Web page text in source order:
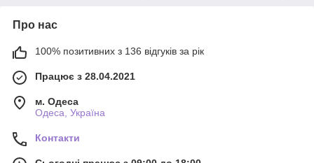
Про нас
100% позитивних з 136 відгуків за рік
Працює з 28.04.2021
м. Одеса
Одеса, Україна
Контакти